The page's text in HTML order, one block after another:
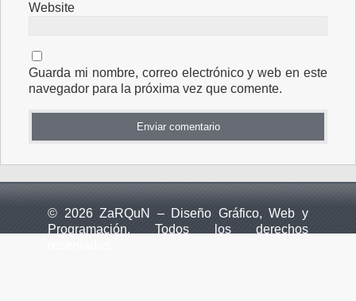
Website
Guarda mi nombre, correo electrónico y web en este
navegador para la próxima vez que comente.
© 2026 ZaRQuN – Diseño Gráfico, Web y
Programación. Todos los derechos